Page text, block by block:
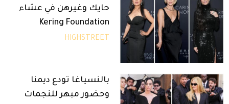
حايك وغيرهن في عشاء
Kering Foundation
HIGHSTREET
بالنسياغا تودع ديمنا
وحضور مبهر للنجمات